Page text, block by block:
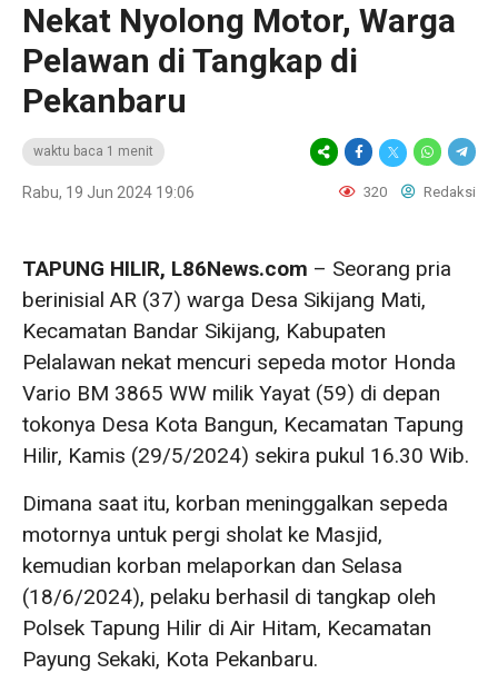
Nekat Nyolong Motor, Warga
Pelawan di Tangkap di
Pekanbaru
waktu baca 1 menit
Rabu, 19 Jun 2024 19:06 320 Redaksi
TAPUNG HILIR, L86News.com – Seorang pria
berinisial AR (37) warga Desa Sikijang Mati,
Kecamatan Bandar Sikijang, Kabupaten
Pelalawan nekat mencuri sepeda motor Honda
Vario BM 3865 WW milik Yayat (59) di depan
tokonya Desa Kota Bangun, Kecamatan Tapung
Hilir, Kamis (29/5/2024) sekira pukul 16.30 Wib.
Dimana saat itu, korban meninggalkan sepeda
motornya untuk pergi sholat ke Masjid,
kemudian korban melaporkan dan Selasa
(18/6/2024), pelaku berhasil di tangkap oleh
Polsek Tapung Hilir di Air Hitam, Kecamatan
Payung Sekaki, Kota Pekanbaru.